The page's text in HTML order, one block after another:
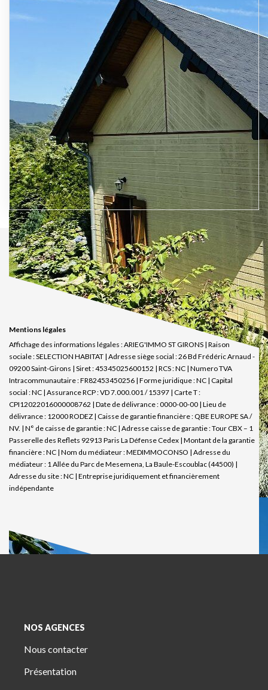
Mentions légales
Affichage des informations légales : ARIEG'IMMO ST GIRONS | Raison
sociale : SELECTION HABITAT | Adresse siège social : 26 Bd Frédéric Arnaud -
09200 Saint-Girons | Siret : 45345025600152 | RCS : NC | Numero TVA
Intracommunautaire : FR82453450256 | Forme juridique : NC | Capital
social : NC | Assurance RCP : VD 7.000.001 / 15397 | Carte T :
CPI12022016000008762 | Date de délivrance : 0000-00-00 | Lieu de
délivrance : 12000 RODEZ | Caisse de garantie financière : QBE EUROPE SA /
NV. | N° de caisse de garantie : NC | Adresse caisse de garantie : Tour CBX – 1
Passerelle des Reflets 92913 Paris La Défense Cedex | Montant de la garantie
financière : NC | Nom du médiateur : MEDIMMOCONSO | Adresse du
médiateur : 1 Allée du Parc de Mesemena, La Baule-Escoublac (44500) |
Adresse du site : NC | Entreprise juridiquement et financièrement
indépendante
NOS AGENCES
Nous contacter
Présentation